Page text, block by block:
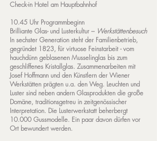
Check-in Hotel am Hauptbahnhof
10.45 Uhr Programmbeginn
Brilliante Glas- und Lusterkultur – Werkstättenbesuch
In sechster Generation steht der Familienbetrieb,
gegründet 1823, für virtuose Feinstarbeit - vom
hauchdünn geblasenen Musselinglas bis zum
geschliffenes Kristallglas. Zusammenarbeiten mit
Josef Hoffmann und den Künstlern der Wiener
Werkstätten prägten u.a. den Weg. Leuchten und
Luster sind neben andern Glasprodukten die große
Domäne, traditionsgetreu in zeitgenössischer
Interpretation. Die Lusterwerkstatt beherbergt
10.000 Gussmodelle. Ein paar davon dürfen vor
Ort bewundert werden.